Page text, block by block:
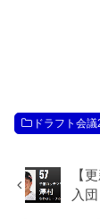
ドラフト会
【
入